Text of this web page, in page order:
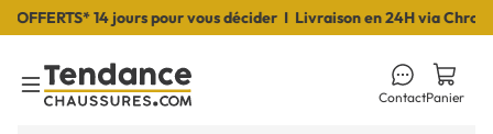
14 jours pour vous décider I Livraison en 24H via
Toggle Menu
ContactPanier